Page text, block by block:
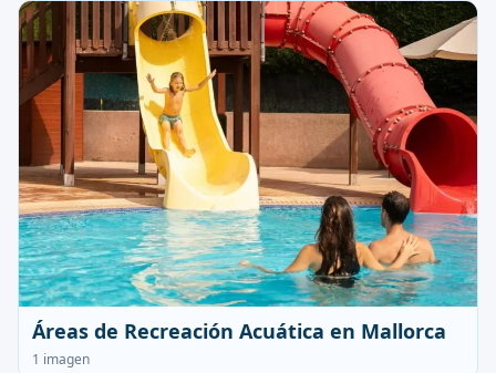
Áreas de Recreación Acuática en Mallorca
1 imagen